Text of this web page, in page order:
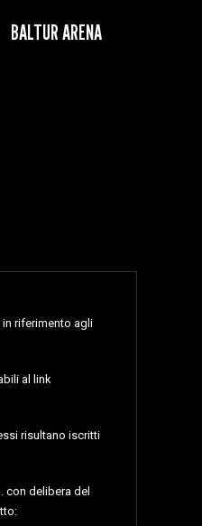
BALTUR ARENA
riferimento agli
al link
risultano iscritti
con delibera del